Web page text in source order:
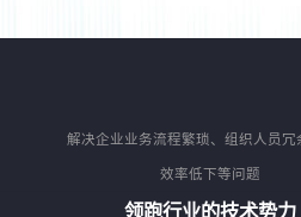
解决企业业务流程繁琐、组织人员冗
效率低下等问题
领跑行业的技术势力